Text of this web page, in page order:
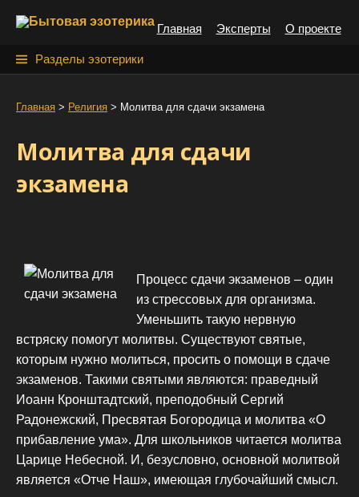
Главная Эксперты О проекте
Разделы эзотерики
Главная > Религия > Молитва для сдачи экзамена
Молитва для сдачи
экзамена
Процесс сдачи экзаменов – один
из стрессовых для организма.
Уменьшить такую нервную
встряску помогут молитвы. Существуют святые,
которым нужно молиться, просить о помощи в сдаче
экзаменов. Такими святыми являются: праведный
Иоанн Кронштадтский, преподобный Сергий
Радонежский, Пресвятая Богородица и молитва «О
прибавление ума». Для школьников читается молитва
Царице Небесной. И, безусловно, основной молитвой
является «Отче Наш», имеющая глубочайший смысл.